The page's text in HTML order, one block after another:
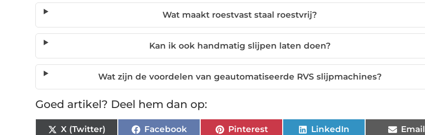
Wat maakt roestvast staal roestvrij?
Kan ik ook handmatig slijpen laten doen?
Wat zijn de voordelen van geautomatiseerde RVS slijpmachines?
Goed artikel? Deel hem dan op:
X (Twitter) Facebook Pinterest LinkedIn Email